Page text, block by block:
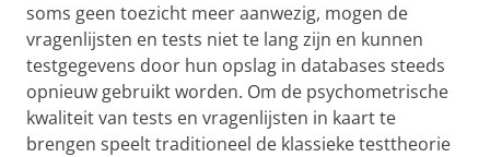
soms geen toezicht meer aanwezig, mogen de
vragenlijsten en tests niet te lang zijn en kunnen
testgegevens door hun opslag in databases steeds
opnieuw gebruikt worden. Om de psychometrische
kwaliteit van tests en vragenlijsten in kaart te
brengen speelt traditioneel de klassieke testtheorie